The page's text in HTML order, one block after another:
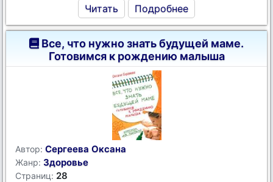
Читать Подробнее
Все, что нужно знать будущей маме.
Готовимся к рождению малыша
Автор: Сергеева Оксана
Жанр: Здоровье
Страниц: 28